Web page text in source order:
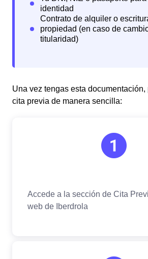
Una vez tengas esta
cita previa de manera sencilla: